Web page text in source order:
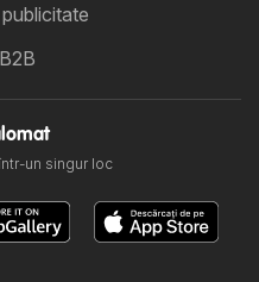
un singur loc